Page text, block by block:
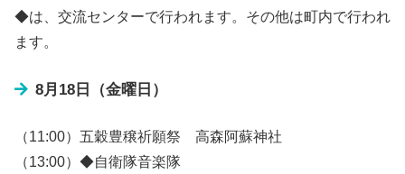
◆は、交流センターで行われます。その他は町内で行われ
ます。
8月18日（金曜日）
（11:00）五穀豊穣祈願祭 高森阿蘇神社
（13:00）◆自衛隊音楽隊